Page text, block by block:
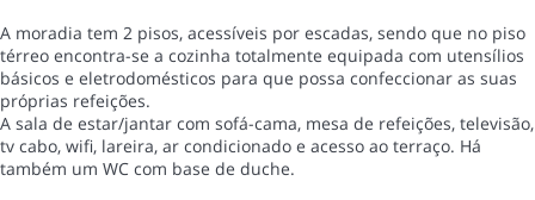
A moradia tem 2 pisos, acessíveis por escadas, sendo que no piso
térreo encontra-se a cozinha totalmente equipada com utensílios
básicos e eletrodomésticos para que possa confeccionar as suas
próprias refeições.
A sala de estar/jantar com sofá-cama, mesa de refeições, televisão,
tv cabo, wifi, lareira, ar condicionado e acesso ao terraço. Há
também um WC com base de duche.